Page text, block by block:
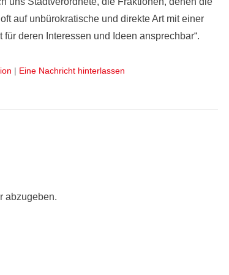
auf unbürokratische und direkte Art mit einer
deren Interessen und Ideen ansprechbar“.
| Eine Nachricht hinterlassen
abzugeben.